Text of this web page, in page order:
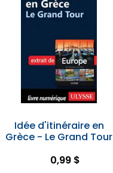
Idée d'itinéraire en
Grèce - Le Grand Tour
0,99 $